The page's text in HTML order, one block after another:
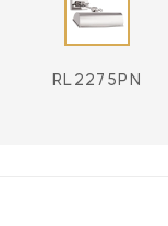
RL2275PN